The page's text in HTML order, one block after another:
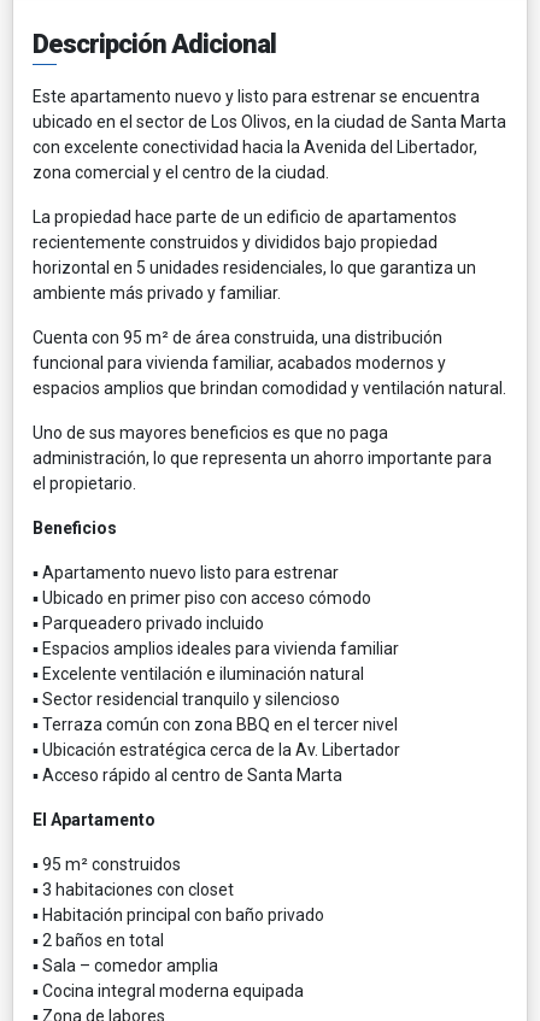
Descripción Adicional
Este apartamento nuevo y listo para estrenar se encuentra
ubicado en el sector de Los Olivos, en la ciudad de Santa Marta
con excelente conectividad hacia la Avenida del Libertador,
zona comercial y el centro de la ciudad.
La propiedad hace parte de un edificio de apartamentos
recientemente construidos y divididos bajo propiedad
horizontal en 5 unidades residenciales, lo que garantiza un
ambiente más privado y familiar.
Cuenta con 95 m² de área construida, una distribución
funcional para vivienda familiar, acabados modernos y
espacios amplios que brindan comodidad y ventilación natural.
Uno de sus mayores beneficios es que no paga
administración, lo que representa un ahorro importante para
el propietario.
Beneficios
▪ Apartamento nuevo listo para estrenar
▪ Ubicado en primer piso con acceso cómodo
▪ Parqueadero privado incluido
▪ Espacios amplios ideales para vivienda familiar
▪ Excelente ventilación e iluminación natural
▪ Sector residencial tranquilo y silencioso
▪ Terraza común con zona BBQ en el tercer nivel
▪ Ubicación estratégica cerca de la Av. Libertador
▪ Acceso rápido al centro de Santa Marta
El Apartamento
▪ 95 m² construidos
▪ 3 habitaciones con closet
▪ Habitación principal con baño privado
▪ 2 baños en total
▪ Sala – comedor amplia
▪ Cocina integral moderna equipada
▪ Zona de labores